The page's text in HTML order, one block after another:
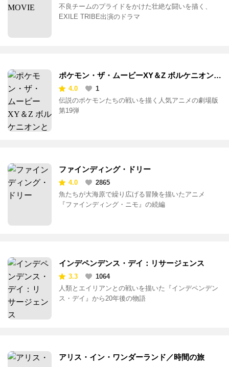
不良チームのプライドをかけた壮絶な闘いを描く、
EXILE TRIBE出演のドラマ
ポケモン・ザ・ムービーXY＆Z ボルケニオンと
機巧のマギアナ
4.0
1
伝説のポケモンたちの戦いを描く人気アニメの劇場版
第19弾
ファインディング・ドリー
4.0
2865
魚たちが大海原で繰り広げる冒険を描いたアニメ
『ファインディング・ニモ』の続編
インデペンデンス・デイ：リサージェンス
3.3
1064
人類とエイリアンとの戦いを描いた『インデペンデン
ス・デイ』から20年後の物語
アリス・イン・ワンダーランド／時間の旅